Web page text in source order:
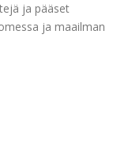
ja pääset
ja maailman